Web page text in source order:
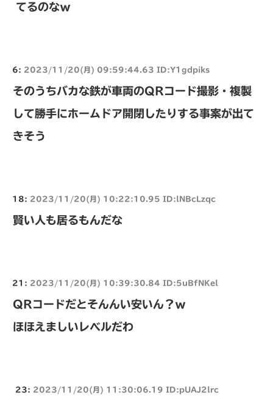
てるのなｗ
6: 2023/11/20(月) 09:59:44.63 ID:Y1gdpiks
そのうちバカな鉄が車両のQRコード撮影・複製
して勝手にホームドア開閉したりする事案が出て
きそう
18: 2023/11/20(月) 10:22:10.95 ID:lNBcLzqc
賢い人も居るもんだな
21: 2023/11/20(月) 10:39:30.84 ID:5uBfNKel
QRコードだとそんんい安いん？ｗ
ほほえましいレベルだわ
23: 2023/11/20(月) 11:30:06.19 ID:pUAJ2lrc